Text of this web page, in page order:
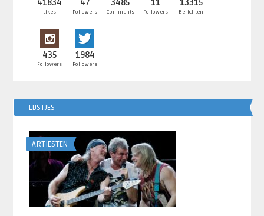
41834
Likes
47
Followers
3485
Comments
11
Followers
13315
Berichten
435
Followers
1984
Followers
LIJSTJES
ARTIESTEN